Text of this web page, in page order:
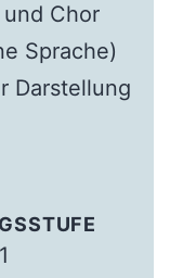
Chor
Sprache)
Darstellung